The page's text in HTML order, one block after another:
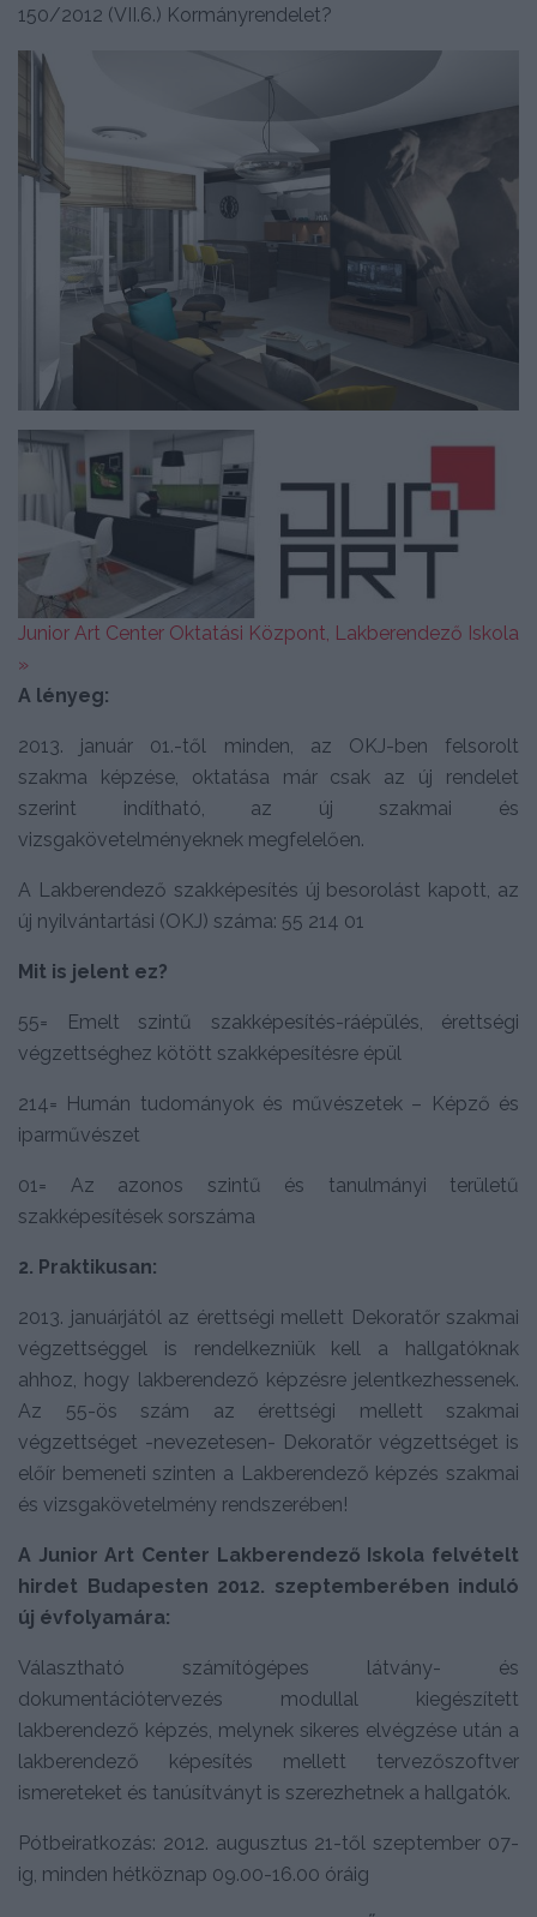
150/2012 (VII.6.) Kormányrendelet?
Junior Art Center Oktatási Központ, Lakberendező Iskola
»
A lényeg:
2013. január 01.-től minden, az OKJ-ben felsorolt
szakma képzése, oktatása már csak az új rendelet
szerint indítható, az új szakmai és
vizsgakövetelményeknek megfelelően.
A Lakberendező szakképesítés új besorolást kapott, az
új nyilvántartási (OKJ) száma: 55 214 01
Mit is jelent ez?
55= Emelt szintű szakképesítés-ráépülés, érettségi
végzettséghez kötött szakképesítésre épül
214= Humán tudományok és művészetek – Képző és
iparművészet
01= Az azonos szintű és tanulmányi területű
szakképesítések sorszáma
2. Praktikusan:
2013. januárjától az érettségi mellett Dekoratőr szakmai
végzettséggel is rendelkezniük kell a hallgatóknak
ahhoz, hogy lakberendező képzésre jelentkezhessenek.
Az 55-ös szám az érettségi mellett szakmai
végzettséget -nevezetesen- Dekoratőr végzettséget is
előír bemeneti szinten a Lakberendező képzés szakmai
és vizsgakövetelmény rendszerében!
A Junior Art Center Lakberendező Iskola felvételt
hirdet Budapesten 2012. szeptemberében induló
új évfolyamára:
Választható számítógépes látvány- és
dokumentációtervezés modullal kiegészített
lakberendező képzés, melynek sikeres elvégzése után a
lakberendező képesítés mellett tervezőszoftver
ismereteket és tanúsítványt is szerezhetnek a hallgatók.
Pótbeiratkozás: 2012. augusztus 21-től szeptember 07-
ig, minden hétköznap 09.00-16.00 óráig